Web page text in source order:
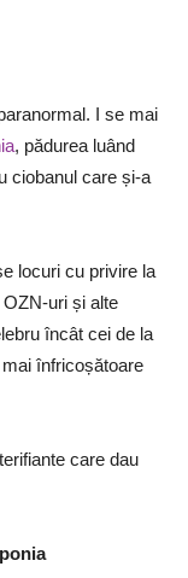
I se mai
, pădurea luând
ciobanul care și-a
locuri cu privire la
uri și alte
încât cei de la
înfricoșătoare
care dau